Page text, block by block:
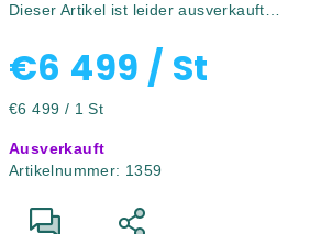
Dieser Artikel ist leider ausverkauft…
€6 499 / St
Verkaufspreis:
€6 499 / 1 St
Ausverkauft
Artikelnummer: 1359